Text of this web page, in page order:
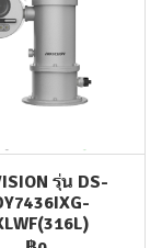
รุ่น DS-